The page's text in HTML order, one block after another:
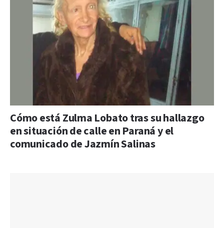
Cómo está Zulma Lobato tras su hallazgo
en situación de calle en Paraná y el
comunicado de Jazmín Salinas